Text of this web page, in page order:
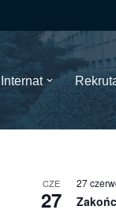
Internat
CZE
27
27